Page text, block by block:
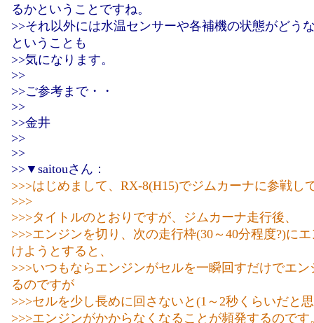
るかということですね。
>>それ以外には水温センサーや各補機の状態がどう
ということも
>>気になります。
>>
>>ご参考まで・・
>>
>>金井
>>
>>
>>▼saitouさん：
>>>はじめまして、RX-8(H15)でジムカーナに参戦し
>>>
>>>タイトルのとおりですが、ジムカーナ走行後、
>>>エンジンを切り、次の走行枠(30～40分程度?)に
けようとすると、
>>>いつもならエンジンがセルを一瞬回すだけでエン
るのですが
>>>セルを少し長めに回さないと(1～2秒くらいだと
>>>エンジンがかからなくなることが頻発するのです